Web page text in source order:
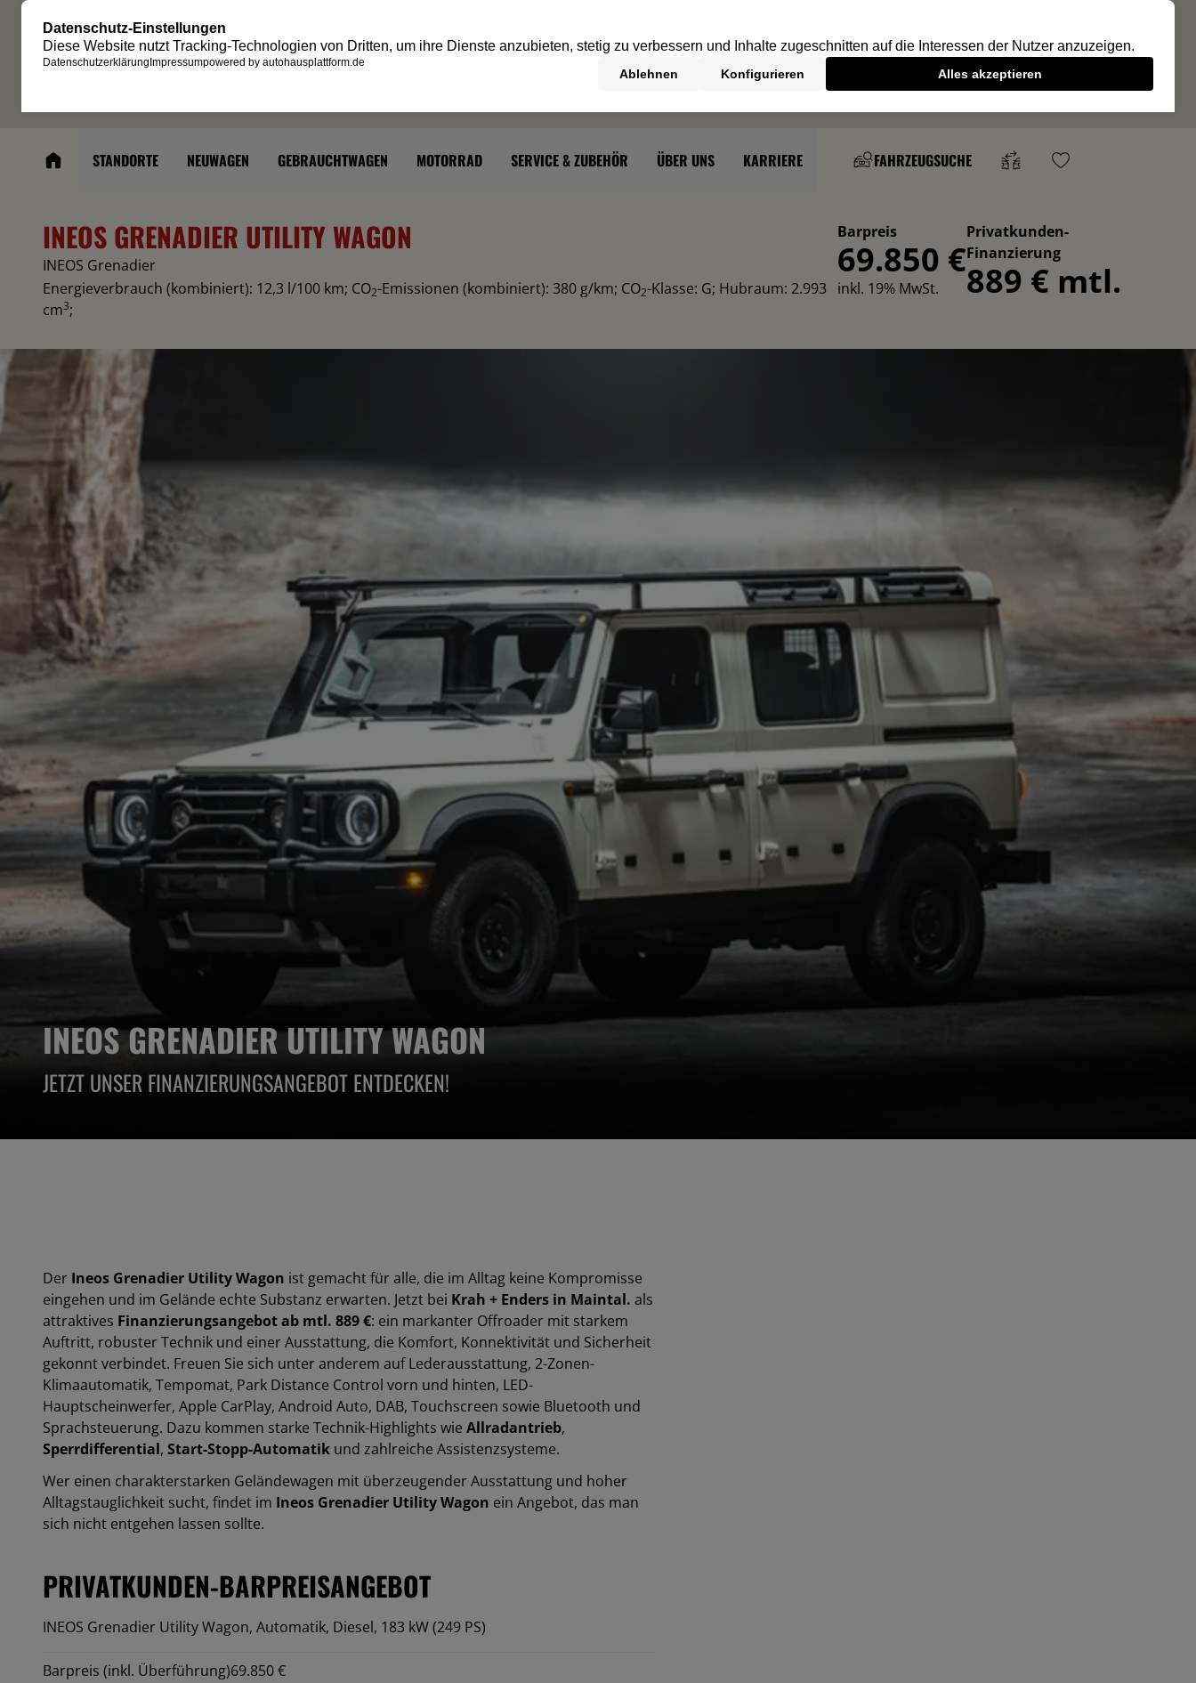
STANDORTE NEUWAGEN GEBRAUCHTWAGEN MOTORRAD SERVICE & ZUBEHÖR ÜBER UNS KARRIERE FAHRZEUGSUCHE
INEOS GRENADIER UTILITY WAGON
INEOS Grenadier
Energieverbrauch (kombiniert): 12,3 l/100 km; CO2-Emissionen (kombiniert): 380 g/km; CO2-Klasse: G; Hubraum: 2.993
cm3;
Barpreis
69.850 €
inkl. 19% MwSt.
Privatkunden-
Finanzierung
889 € mtl.
INEOS GRENADIER UTILITY WAGON
JETZT UNSER FINANZIERUNGSANGEBOT ENTDECKEN!
Der Ineos Grenadier Utility Wagon ist gemacht für alle, die im Alltag keine Kompromisse
eingehen und im Gelände echte Substanz erwarten. Jetzt bei Krah + Enders in Maintal. als
attraktives Finanzierungsangebot ab mtl. 889 €: ein markanter Offroader mit starkem
Auftritt, robuster Technik und einer Ausstattung, die Komfort, Konnektivität und Sicherheit
gekonnt verbindet. Freuen Sie sich unter anderem aufLederausstattung, 2-Zonen-
Klimaautomatik, Tempomat, Park Distance Control vorn und hinten, LED-
Hauptscheinwerfer, Apple CarPlay, Android Auto, DAB, Touchscreen sowie Bluetooth und
Sprachsteuerung. Dazu kommen starke Technik-Highlights wie Allradantrieb,
Sperrdifferential, Start-Stopp-Automatik und zahlreiche Assistenzsysteme.
Wer einen charakterstarken Geländewagen mit überzeugender Ausstattung und hoher
Alltagstauglichkeit sucht, findet im Ineos Grenadier Utility Wagon ein Angebot, das man
sich nicht entgehen lassen sollte.
PRIVATKUNDEN-BARPREISANGEBOT
INEOS Grenadier Utility Wagon, Automatik, Diesel, 183 kW (249 PS)
Barpreis (inkl. Überführung)69.850 €